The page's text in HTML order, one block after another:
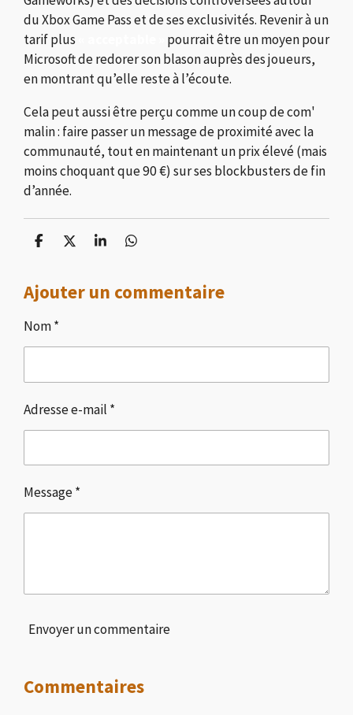
du Xbox Game Pass et de ses exclusivités. Revenir à un
tarif plus
pourrait être un moyen pour
Microsoft de redorer son blason auprès des joueurs,
en montrant qu’elle reste à l’écoute.
Cela peut aussi être perçu comme un coup de com'
malin : faire passer un message de proximité avec la
communauté, tout en maintenant un prix élevé (mais
moins choquant que 90 €) sur ses blockbusters de fin
d’année.
P
t
a
e
r
P
t
a
r
P
t
a
r
P
t
a
r
Ajouter un commentaire
Nom *
Adresse e-mail *
Message *
Envoyer un commentaire
Commentaires